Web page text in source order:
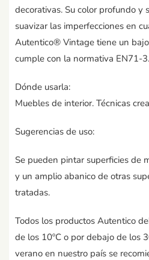
decorativas. Su color profundo y
suavizar las imperfecciones en
Autentico® Vintage tiene un
cumple con la normativa EN71-3.
Dónde usarla:
Muebles de interior. Técnicas
Sugerencias de uso:
Se pueden pintar superficies de
y un amplio abanico de otras
tratadas.
Todos los productos Autentico
de los 10ºC o por debajo de los
verano en nuestro país se